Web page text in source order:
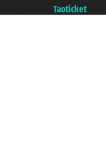
Taoticket